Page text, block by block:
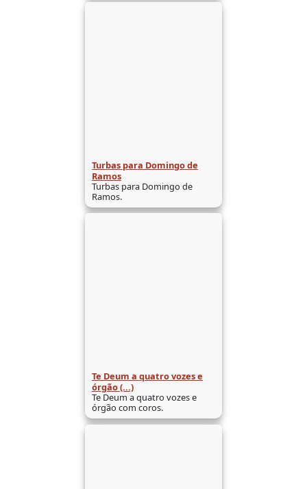
Turbas para Domingo de
Ramos
Turbas para Domingo de
Ramos.
Te Deum a quatro vozes e
órgão (...)
Te Deum a quatro vozes e
órgão com coros.